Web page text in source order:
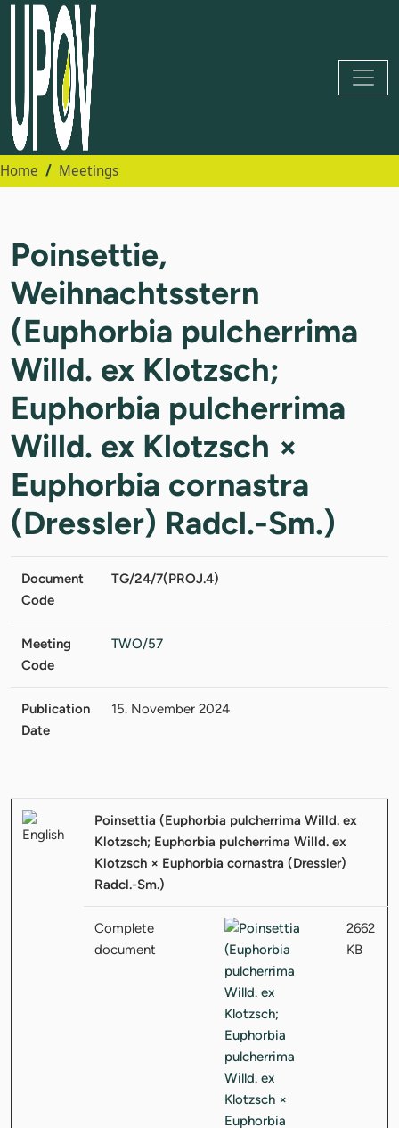
Home Meetings
Poinsettie,
Weihnachtsstern
(Euphorbia pulcherrima
Willd. ex Klotzsch;
Euphorbia pulcherrima
Willd. ex Klotzsch ×
Euphorbia cornastra
(Dressler) Radcl.-Sm.)
Document
Code
TG/24/7(PROJ.4)
Meeting
Code
TWO/57
Publication
Date
15. November 2024
Poinsettia (Euphorbia pulcherrima Willd. ex
Klotzsch; Euphorbia pulcherrima Willd. ex
Klotzsch × Euphorbia cornastra (Dressler)
Radcl.-Sm.)
Complete
document
2662
KB